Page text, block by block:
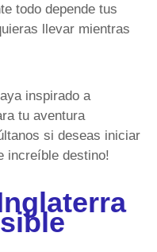
todo depende tus
llevar mientras
inspirado a
tu aventura
si deseas iniciar
increíble destino!